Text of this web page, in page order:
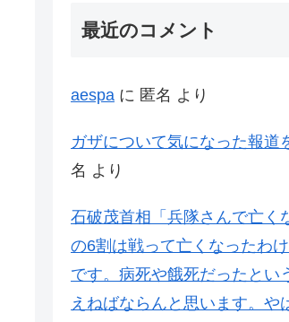
最近のコメント
aespa に 匿名 より
ガザについて気になった報道
名 より
石破茂首相「兵隊さんで亡く
の6割は戦って亡くなったわ
です。病死や餓死だったとい
えねばならんと思います。や